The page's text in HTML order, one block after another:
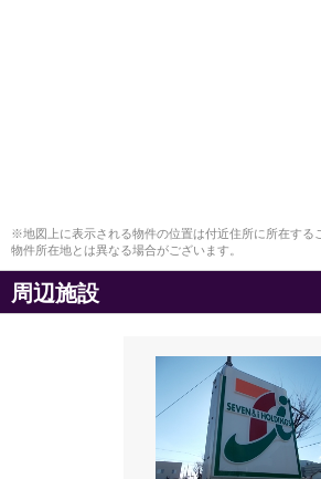
※地図上に表示される物件の位置は付近住所に所在する
物件所在地とは異なる場合がございます。
周辺施設